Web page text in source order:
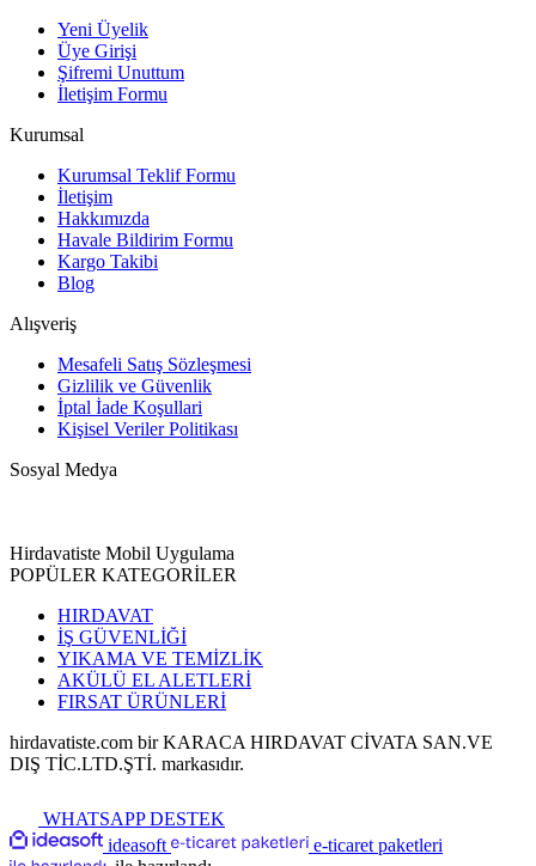
Yeni Üyelik
Üye Girişi
Şifremi Unuttum
İletişim Formu
Kurumsal
Kurumsal Teklif Formu
İletişim
Hakkımızda
Havale Bildirim Formu
Kargo Takibi
Blog
Alışveriş
Mesafeli Satış Sözleşmesi
Gizlilik ve Güvenlik
İptal İade Koşullari
Kişisel Veriler Politikası
Sosyal Medya
Hirdavatiste Mobil Uygulama
POPÜLER KATEGORİLER
HIRDAVAT
İŞ GÜVENLİĞİ
YIKAMA VE TEMİZLİK
AKÜLÜ EL ALETLERİ
FIRSAT ÜRÜNLERİ
hirdavatiste.com bir KARACA HIRDAVAT CİVATA SAN.VE
DIŞ TİC.LTD.ŞTİ. markasıdır.
WHATSAPP DESTEK
ideasoft
e-ticaret paketleri